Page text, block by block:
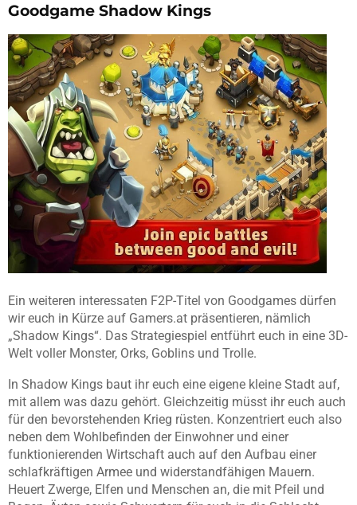
Goodgame Shadow Kings
Ein weiteren interessaten F2P-Titel von Goodgames dürfen
wir euch in Kürze auf Gamers.at präsentieren, nämlich
„Shadow Kings“. Das Strategiespiel entführt euch in eine 3D-
Welt voller Monster, Orks, Goblins und Trolle.
In Shadow Kings baut ihr euch eine eigene kleine Stadt auf,
mit allem was dazu gehört. Gleichzeitig müsst ihr euch auch
für den bevorstehenden Krieg rüsten. Konzentriert euch also
neben dem Wohlbefinden der Einwohner und einer
funktionierenden Wirtschaft auch auf den Aufbau einer
schlafkräftigen Armee und widerstandfähigen Mauern.
Heuert Zwerge, Elfen und Menschen an, die mit Pfeil und